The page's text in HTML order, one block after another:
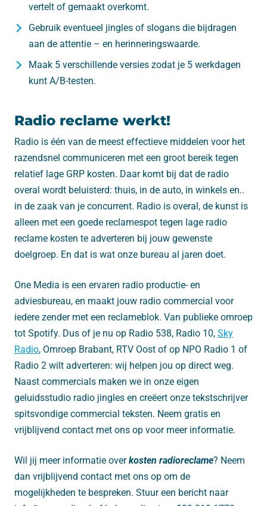
vertelt of gemaakt overkomt.
Gebruik eventueel jingles of slogans die bijdragen
aan de attentie – en herinneringswaarde.
Maak 5 verschillende versies zodat je 5 werkdagen
kunt A/B-testen.
Radio reclame werkt!
Radio is één van de meest effectieve middelen voor het
razendsnel communiceren met een groot bereik tegen
relatief lage GRP kosten. Daar komt bij dat de radio
overal wordt beluisterd: thuis, in de auto, in winkels en..
in de zaak van je concurrent. Radio is overal, de kunst is
alleen met een goede reclamespot tegen lage radio
reclame kosten te adverteren bij jouw gewenste
doelgroep. En dat is wat onze bureau al jaren doet.
One Media is een ervaren radio productie- en
adviesbureau, en maakt jouw radio commercial voor
iedere zender met een reclameblok. Van publieke omroep
tot Spotify. Dus of je nu op Radio 538, Radio 10, Sky
Radio, Omroep Brabant, RTV Oost of op NPO Radio 1 of
Radio 2 wilt adverteren: wij helpen jou op direct weg.
Naast commercials maken we in onze eigen
geluidsstudio radio jingles en creëert onze tekstschrijver
spitsvondige commercial teksten. Neem gratis en
vrijblijvend contact met ons op voor meer informatie.
Wil jij meer informatie overkosten radioreclame? Neem
dan vrijblijvend contact met ons op om de
mogelijkheden te bespreken. Stuur een bericht naar